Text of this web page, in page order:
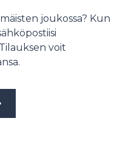
joukossa? Kun
voit